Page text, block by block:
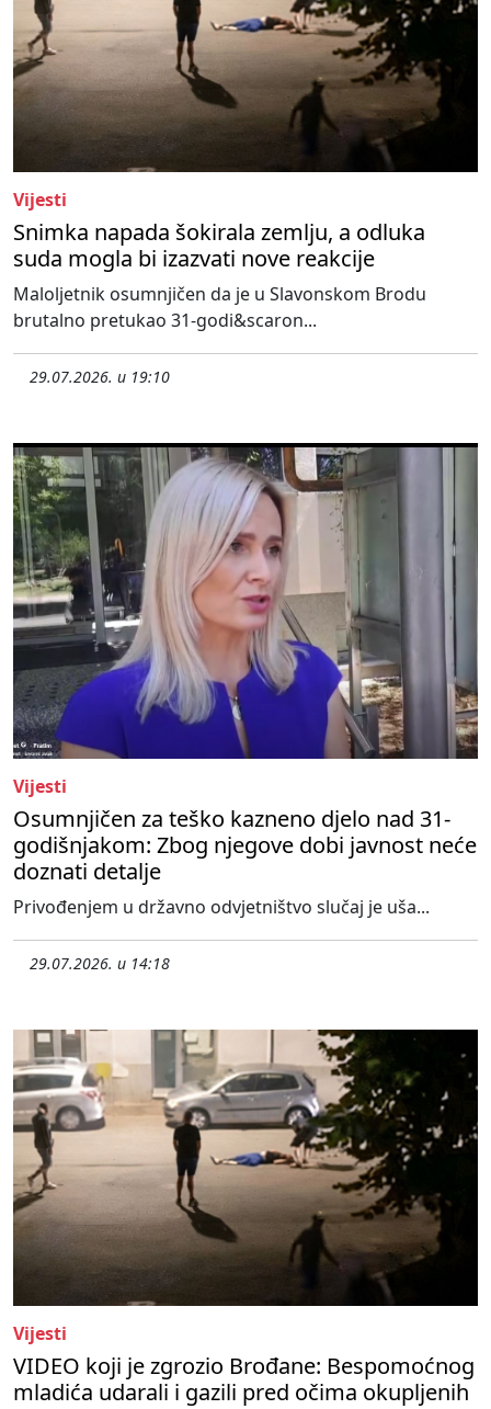
Vijesti
Snimka napada šokirala zemlju, a odluka
suda mogla bi izazvati nove reakcije
Maloljetnik osumnjičen da je u Slavonskom Brodu
brutalno pretukao 31-godi&scaron...
29.07.2026. u 19:10
Vijesti
Osumnjičen za teško kazneno djelo nad 31-
godišnjakom: Zbog njegove dobi javnost neće
doznati detalje
Privođenjem u državno odvjetništvo slučaj je uša...
29.07.2026. u 14:18
Vijesti
VIDEO koji je zgrozio Brođane: Bespomoćnog
mladića udarali i gazili pred očima okupljenih